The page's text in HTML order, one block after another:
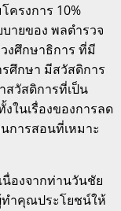
ครงการ 10%
ายของ พลตำรวจ
งศึกษาธิการ ที่มี
ศึกษา มีสวัสดิการ
สวัสดิการที่เป็น
ในเรื่องของการลด
การสอนที่เหมาะ
นื่องจากท่านวันชัย
ทำคุณประโยชน์ให้